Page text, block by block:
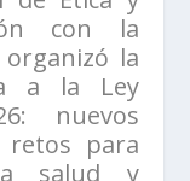
con la
la
a la Ley
nuevos
retos para
salud y